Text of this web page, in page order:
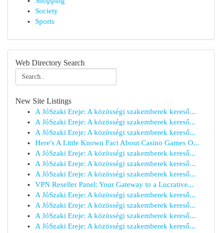
Society
Sports
Web Directory Search
New Site Listings
A JóSzaki Ereje: A közösségi szakemberek kereső...
A JóSzaki Ereje: A közösségi szakemberek kereső...
A JóSzaki Ereje: A közösségi szakemberek kereső...
Here's A Little Known Fact About Casino Games O...
A JóSzaki Ereje: A közösségi szakemberek kereső...
A JóSzaki Ereje: A közösségi szakemberek kereső...
A JóSzaki Ereje: A közösségi szakemberek kereső...
VPN Reseller Panel: Your Gateway to a Lucrative...
A JóSzaki Ereje: A közösségi szakemberek kereső...
A JóSzaki Ereje: A közösségi szakemberek kereső...
A JóSzaki Ereje: A közösségi szakemberek kereső...
A JóSzaki Ereje: A közösségi szakemberek kereső...